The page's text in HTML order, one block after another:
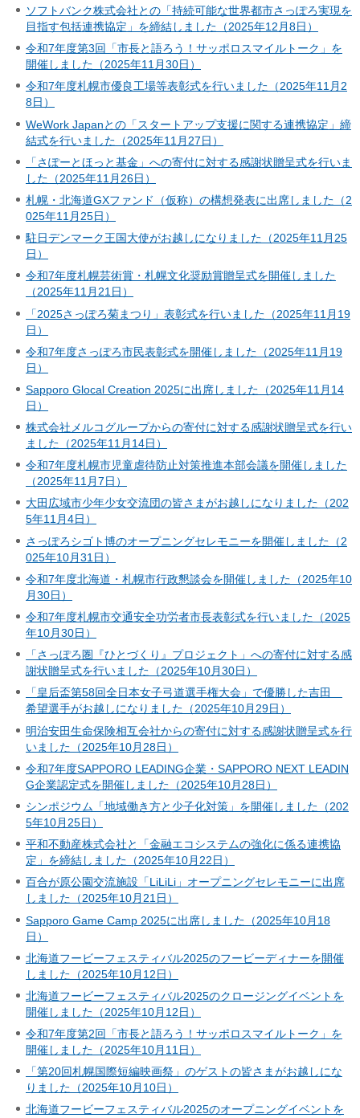
ソフトバンク株式会社との「持続可能な世界都市さっぽろ実現を
目指す包括連携協定」を締結しました（2025年12月8日）
令和7年度第3回「市長と語ろう！サッポロスマイルトーク」を
開催しました（2025年11月30日）
令和7年度札幌市優良工場等表彰式を行いました（2025年11月2
8日）
WeWork Japanとの「スタートアップ支援に関する連携協定」締
結式を行いました（2025年11月27日）
「さぽーとほっと基金」への寄付に対する感謝状贈呈式を行いま
した（2025年11月26日）
札幌・北海道GXファンド（仮称）の構想発表に出席しました（2
025年11月25日）
駐日デンマーク王国大使がお越しになりました（2025年11月25
日）
令和7年度札幌芸術賞・札幌文化奨励賞贈呈式を開催しました
（2025年11月21日）
「2025さっぽろ菊まつり」表彰式を行いました（2025年11月19
日）
令和7年度さっぽろ市民表彰式を開催しました（2025年11月19
日）
Sapporo Glocal Creation 2025に出席しました（2025年11月14
日）
株式会社メルコグループからの寄付に対する感謝状贈呈式を行い
ました（2025年11月14日）
令和7年度札幌市児童虐待防止対策推進本部会議を開催しました
（2025年11月7日）
大田広域市少年少女交流団の皆さまがお越しになりました（202
5年11月4日）
さっぽろシゴト博のオープニングセレモニーを開催しました（2
025年10月31日）
令和7年度北海道・札幌市行政懇談会を開催しました（2025年10
月30日）
令和7年度札幌市交通安全功労者市長表彰式を行いました（2025
年10月30日）
「さっぽろ圏『ひとづくり』プロジェクト」への寄付に対する感
謝状贈呈式を行いました（2025年10月30日）
「皇后盃第58回全日本女子弓道選手権大会」で優勝した吉田
希望選手がお越しになりました（2025年10月29日）
明治安田生命保険相互会社からの寄付に対する感謝状贈呈式を行
いました（2025年10月28日）
令和7年度SAPPORO LEADING企業・SAPPORO NEXT LEADIN
G企業認定式を開催しました（2025年10月28日）
シンポジウム「地域働き方と少子化対策」を開催しました（202
5年10月25日）
平和不動産株式会社と「金融エコシステムの強化に係る連携協
定」を締結しました（2025年10月22日）
百合が原公園交流施設「LiLiLi」オープニングセレモニーに出席
しました（2025年10月21日）
Sapporo Game Camp 2025に出席しました（2025年10月18
日）
北海道フービーフェスティバル2025のフービーディナーを開催
しました（2025年10月12日）
北海道フービーフェスティバル2025のクロージングイベントを
開催しました（2025年10月12日）
令和7年度第2回「市長と語ろう！サッポロスマイルトーク」を
開催しました（2025年10月11日）
「第20回札幌国際短編映画祭」のゲストの皆さまがお越しにな
りました（2025年10月10日）
北海道フービーフェスティバル2025のオープニングイベントを